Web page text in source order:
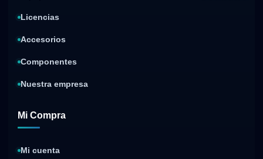
Licencias
Accesorios
Componentes
Nuestra empresa
Mi Compra
Mi cuenta